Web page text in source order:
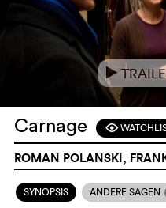
e
Carnage F
ROMAN POLANSKI,
SYNOPSIS ANDERE SAGEN